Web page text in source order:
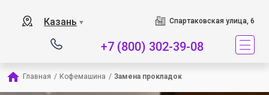
Казань ▼ Спартаковская улица, 6
+7 (800) 302-39-08
Главная / Кофемашина / Замена прокладок